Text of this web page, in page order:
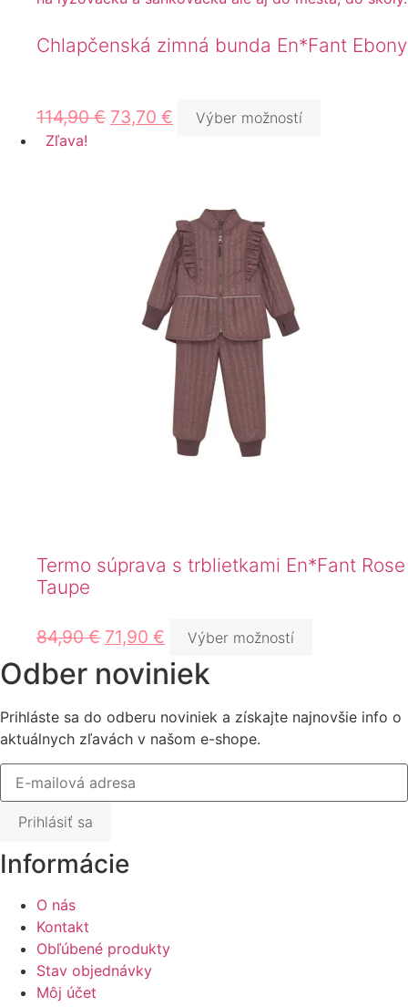
Chlapčenská zimná bunda En*Fant Ebony
114,90€ 73,70 €
Výber možností
Zľava!
Termo súprava s trblietkami En*Fant Rose
Taupe
84,90€ 71,90 € Výber možností
Odber noviniek
Prihláste sa do odberu noviniek a získajte najnovšie info o
aktuálnych zľavách v našom e-shope.
Prihlásiť sa
Informácie
O nás
Kontakt
Obľúbené produkty
Stav objednávky
Môj účet